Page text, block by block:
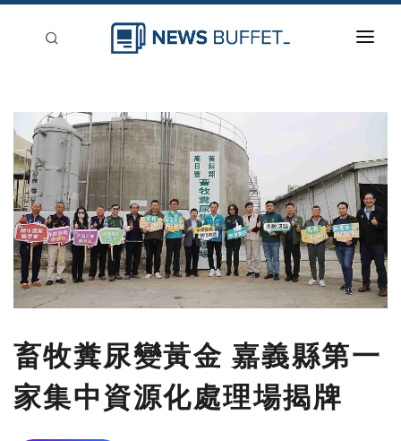
新聞稿分類
刊登
畜牧糞尿變黃金 嘉義縣第一
家集中資源化處理場揭牌